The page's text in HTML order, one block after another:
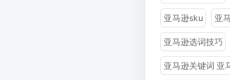
亚马逊sku 亚
亚马逊选词技巧
亚马逊关键词 亚